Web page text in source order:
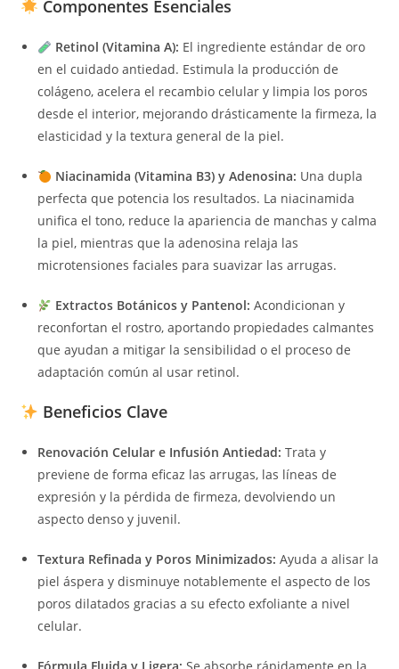
Componentes Esenciales
Retinol (Vitamina A): El ingrediente estándar de oro
en el cuidado antiedad. Estimula la producción de
colágeno, acelera el recambio celular y limpia los poros
desde el interior, mejorando drásticamente la firmeza, la
elasticidad y la textura general de la piel.
Niacinamida (Vitamina B3) y Adenosina: Una dupla
perfecta que potencia los resultados. La niacinamida
unifica el tono, reduce la apariencia de manchas y calma
la piel, mientras que la adenosina relaja las
microtensiones faciales para suavizar las arrugas.
Extractos Botánicos y Pantenol: Acondicionan y
reconfortan el rostro, aportando propiedades calmantes
que ayudan a mitigar la sensibilidad o el proceso de
adaptación común al usar retinol.
Beneficios Clave
Renovación Celular e Infusión Antiedad: Trata y
previene de forma eficaz las arrugas, las líneas de
expresión y la pérdida de firmeza, devolviendo un
aspecto denso y juvenil.
Textura Refinada y Poros Minimizados: Ayuda a alisar la
piel áspera y disminuye notablemente el aspecto de los
poros dilatados gracias a su efecto exfoliante a nivel
celular.